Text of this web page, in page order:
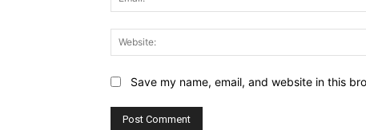
Save my name, email, and website in this